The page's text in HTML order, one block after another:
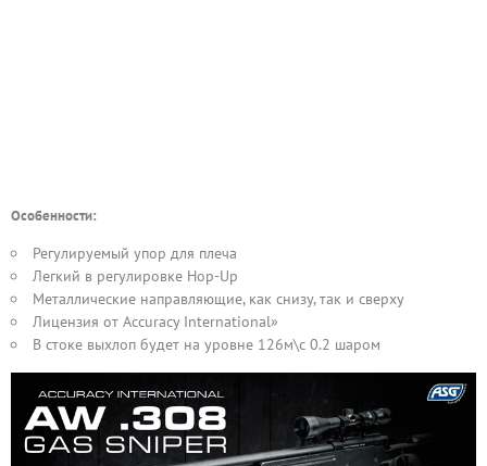
Особенности:
Регулируемый упор для плеча
Легкий в регулировке Hop-Up
Металлические направляющие, как снизу, так и сверху
Лицензия от Accuracy International»
В стоке выхлоп будет на уровне 126м\с 0.2 шаром